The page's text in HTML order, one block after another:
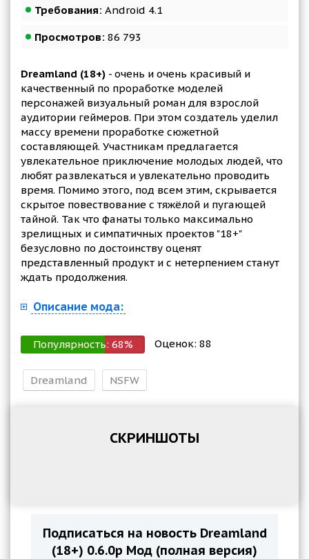
Требования: Android 4.1
Просмотров: 86 793
Dreamland (18+) - очень и очень красивый и
качественный по проработке моделей
персонажей визуальный роман для взрослой
аудитории геймеров. При этом создатель уделил
массу времени проработке сюжетной
составляющей. Участникам предлагается
увлекательное приключение молодых людей, что
любят развлекаться и увлекательно проводить
время. Помимо этого, под всем этим, скрывается
скрытое повествование с тяжёлой и пугающей
тайной. Так что фанаты только максимально
зрелищных и симпатичных проектов "18+"
безусловно по достоинству оценят
представленный продукт и с нетерпением станут
ждать продолжения.
Описание мода:
Популярность: 68% Оценок: 88
Dreamland NSFW
СКРИНШОТЫ
Подписаться на новость Dreamland
(18+) 0.6.0p Мод (полная версия)